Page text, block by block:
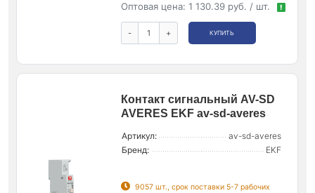
Оптовая цена: 1 130.39 руб. / шт. !
- + КУПИТЬ
Контакт сигнальный AV-SD
AVERES EKF av-sd-averes
Артикул:
av-sd-averes
Бренд:
EKF
9057 шт., срок поставки 5-7 рабочих